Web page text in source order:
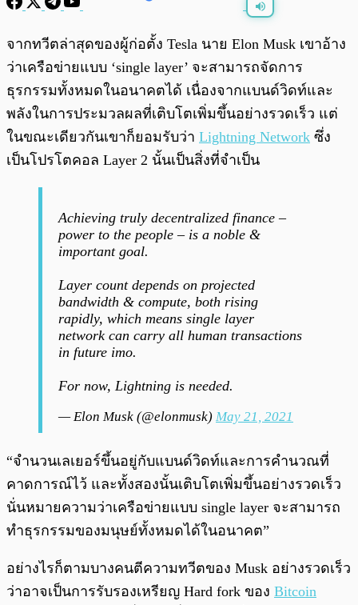
พร้อมเล่น
จากทวีตล่าสุดของผู้ก่อตั้ง Tesla นาย Elon Musk เขาอ้าง
ว่าเครือข่ายแบบ ‘single layer’ จะสามารถจัดการ
ธุรกรรมทั้งหมดในอนาคตได้ เนื่องจากแบนด์วิดท์และ
พลังในการประมวลผลที่เติบโตเพิ่มขึ้นอย่างรวดเร็ว แต่
ในขณะเดียวกันเขาก็ยอมรับว่า Lightning Network ซึ่ง
เป็นโปรโตคอล Layer 2 นั้นเป็นสิ่งที่จำเป็น
Achieving truly decentralized finance –
power to the people – is a noble &
important goal.
Layer count depends on projected
bandwidth & compute, both rising
rapidly, which means single layer
network can carry all human transactions
in future imo.
For now, Lightning is needed.
— Elon Musk (@elonmusk) May 21, 2021
“จำนวนเลเยอร์ขึ้นอยู่กับแบนด์วิดท์และการคำนวณที่
คาดการณ์ไว้ และทั้งสองนั้นเติบโตเพิ่มขึ้นอย่างรวดเร็ว
นั่นหมายความว่าเครือข่ายแบบ single layer จะสามารถ
ทำธุรกรรมของมนุษย์ทั้งหมดได้ในอนาคต”
อย่างไรก็ตามบางคนตีความทวีตของ Musk อย่างรวดเร็ว
ว่าอาจเป็นการรับรองเหรียญ Hard fork ของ Bitcoin